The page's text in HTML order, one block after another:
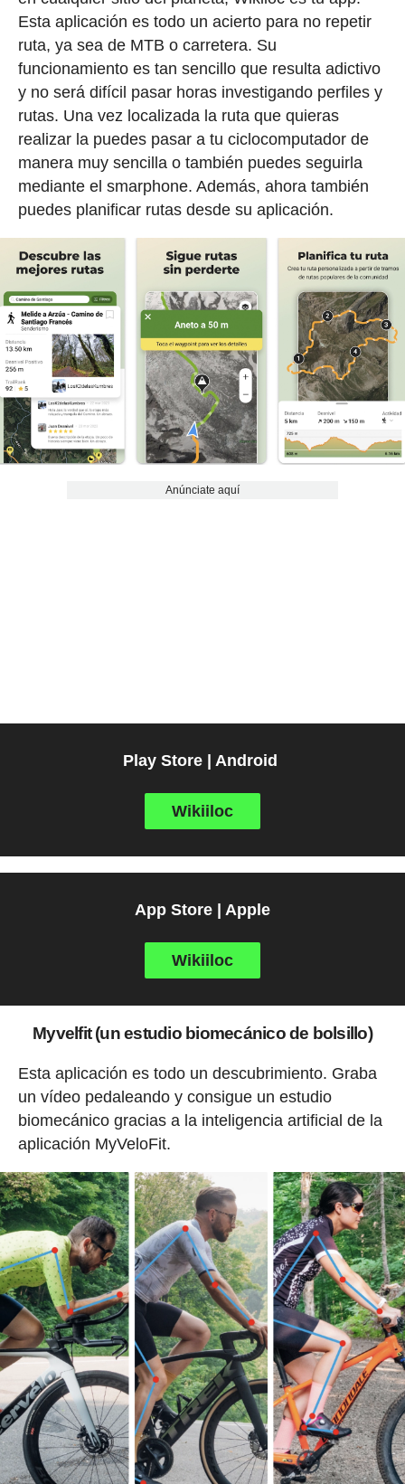
Esta aplicación es todo un acierto para no repetir
ruta, ya sea de MTB o carretera. Su
funcionamiento es tan sencillo que resulta adictivo
y no será difícil pasar horas investigando perfiles y
rutas. Una vez localizada la ruta que quieras
realizar la puedes pasar a tu ciclocomputador de
manera muy sencilla o también puedes seguirla
mediante el smarphone. Además, ahora también
puedes planificar rutas desde su aplicación.
Anúnciate aquí
Play Store | Android
Wikiiloc
App Store | Apple
Wikiiloc
Myvelfit (un estudio biomecánico de bolsillo)
Esta aplicación es todo un descubrimiento. Graba
un vídeo pedaleando y consigue un estudio
biomecánico gracias a la inteligencia artificial de la
aplicación MyVeloFit.